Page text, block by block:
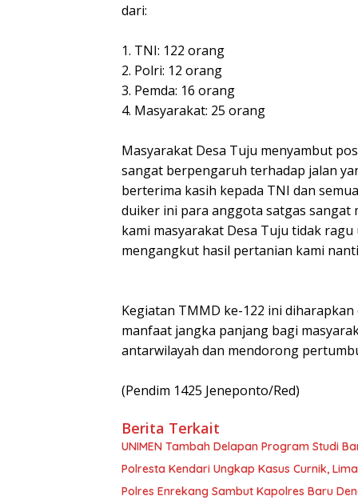
dari:
1. TNI: 122 orang
2. Polri: 12 orang
3. Pemda: 16 orang
4. Masyarakat: 25 orang
Masyarakat Desa Tuju menyambut
sangat berpengaruh terhadap jalan
berterima kasih kepada TNI dan
duiker ini para anggota satgas
kami masyarakat Desa Tuju tidak
mengangkut hasil pertanian kami
Kegiatan TMMD ke-122 ini
manfaat jangka panjang bagi
antarwilayah dan mendorong
(Pendim 1425 Jeneponto/Red)
Berita Terkait
UNIMEN Tambah Delapan Program Studi
Polresta Kendari Ungkap Kasus Curnik,
Polres Enrekang Sambut Kapolres Baru